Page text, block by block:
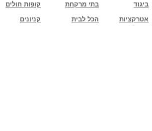
קופות חולים בתי מרקחת
ביגוד
קניונים
הכל לבית אטרקציות